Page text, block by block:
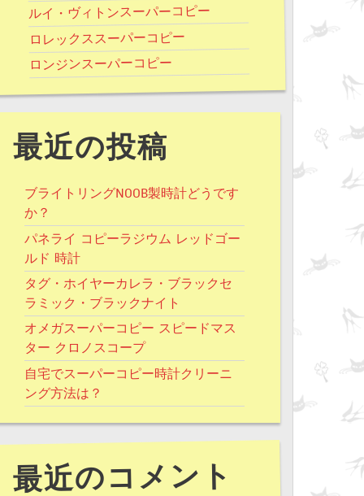
ルイ・ヴィトンスーパーコピー
ロレックススーパーコピー
ロンジンスーパーコピー
最近の投稿
ブライトリングNOOB製時計どうです
か？
パネライ コピーラジウム レッドゴー
ルド 時計
タグ・ホイヤーカレラ・ブラックセ
ラミック・ブラックナイト
オメガスーパーコピー スピードマス
ター クロノスコープ
自宅でスーパーコピー時計クリーニ
ング方法は？
最近のコメント